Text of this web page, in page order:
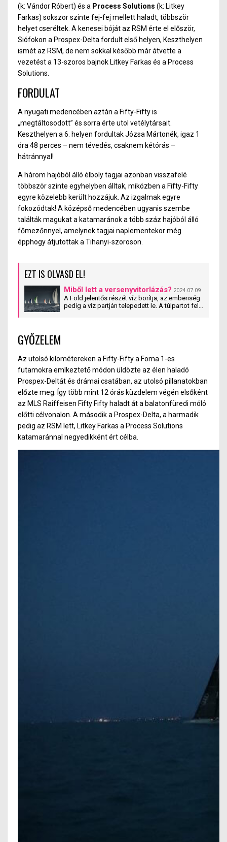
(k: Vándor Róbert) és a Process Solutions (k: Litkey
Farkas) sokszor szinte fej-fej mellett haladt, többször
helyet cseréltek. A kenesei bóját az RSM érte el először,
Siófokon a Prospex-Delta fordult első helyen, Keszthelyen
ismét az RSM, de nem sokkal később már átvette a
vezetést a 13-szoros bajnok Litkey Farkas és a Process
Solutions.
FORDULAT
A nyugati medencében aztán a Fifty-Fifty is
„megtáltosodott” és sorra érte utol vetélytársait.
Keszthelyen a 6. helyen fordultak Józsa Mártonék, igaz 1
óra 48 perces – nem tévedés, csaknem kétórás –
hátránnyal!
A három hajóból álló élboly tagjai azonban visszafelé
többször szinte egyhelyben álltak, miközben a Fifty-Fifty
egyre közelebb került hozzájuk. Az izgalmak egyre
fokozódtak! A középső medencében ugyanis szembe
találták magukat a katamaránok a több száz hajóból álló
főmezőnnyel, amelynek tagjai naplementekor még
épphogy átjutottak a Tihanyi-szoroson.
EZT IS OLVASD EL!
Miből lett a versenyvitorlázás? 2024.07.09
A Föld jelentős részét víz borítja, az emberiség
pedig a víz partján telepedett le. A túlpartot fel
GYŐZELEM
Az utolsó kilométereken a Fifty-Fifty a Foma 1-es
futamokra emlkeztető módon üldözte az élen haladó
Prospex-Deltát és drámai csatában, az utolsó pillanatokban
előzte meg. Így több mint 12 órás küzdelem végén elsőként
az MLS Raiffeisen Fifty Fifty haladt át a balatonfüredi móló
előtti célvonalon. A második a Prospex-Delta, a harmadik
pedig az RSM lett, Litkey Farkas a Process Solutions
katamaránnal negyedikként ért célba.